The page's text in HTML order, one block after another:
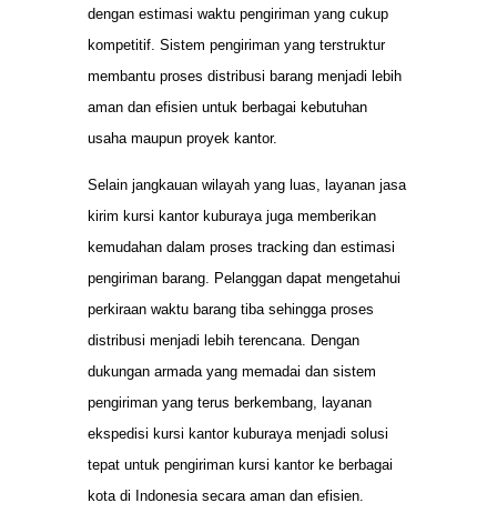
dengan estimasi waktu pengiriman yang cukup
kompetitif. Sistem pengiriman yang terstruktur
membantu proses distribusi barang menjadi lebih
aman dan efisien untuk berbagai kebutuhan
usaha maupun proyek kantor.
Selain jangkauan wilayah yang luas, layanan jasa
kirim kursi kantor kuburaya juga memberikan
kemudahan dalam proses tracking dan estimasi
pengiriman barang. Pelanggan dapat mengetahui
perkiraan waktu barang tiba sehingga proses
distribusi menjadi lebih terencana. Dengan
dukungan armada yang memadai dan sistem
pengiriman yang terus berkembang, layanan
ekspedisi kursi kantor kuburaya menjadi solusi
tepat untuk pengiriman kursi kantor ke berbagai
kota di Indonesia secara aman dan efisien.